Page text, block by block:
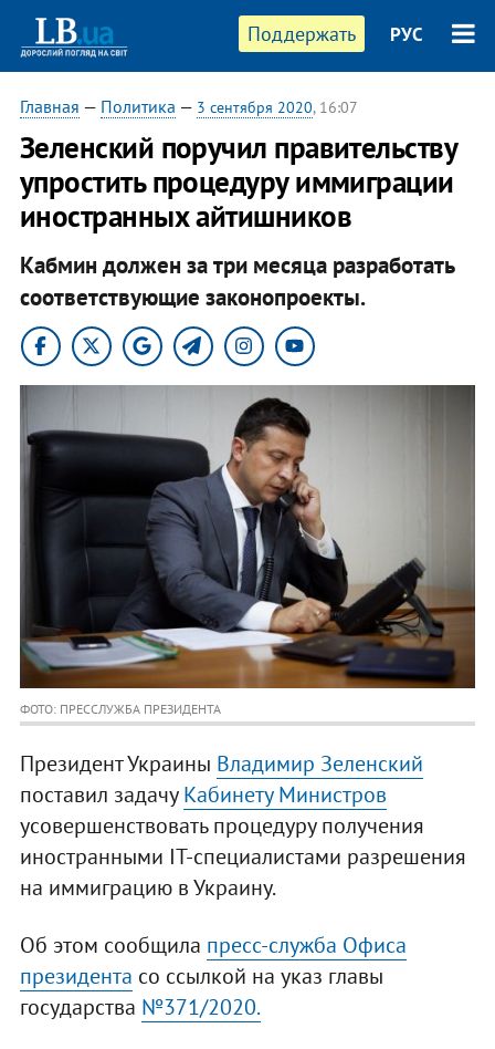
Поддержать РУС
Главная — Политика — 3 сентября 2020, 16:07
Зеленский поручил правительству
упростить процедуру иммиграции
иностранных айтишников
Кабмин должен за три месяца разработать
соответствующие законопроекты.
ФОТО: ПРЕССЛУЖБА ПРЕЗИДЕНТА
Президент Украины Владимир Зеленский
поставил задачуКабинету Министров
усовершенствовать процедуру получения
иностранными ІТ-специалистами разрешения
на иммиграцию в Украину.
Об этом сообщила пресс-служба Офиса
президента со ссылкой на указ главы
государства №371/2020.